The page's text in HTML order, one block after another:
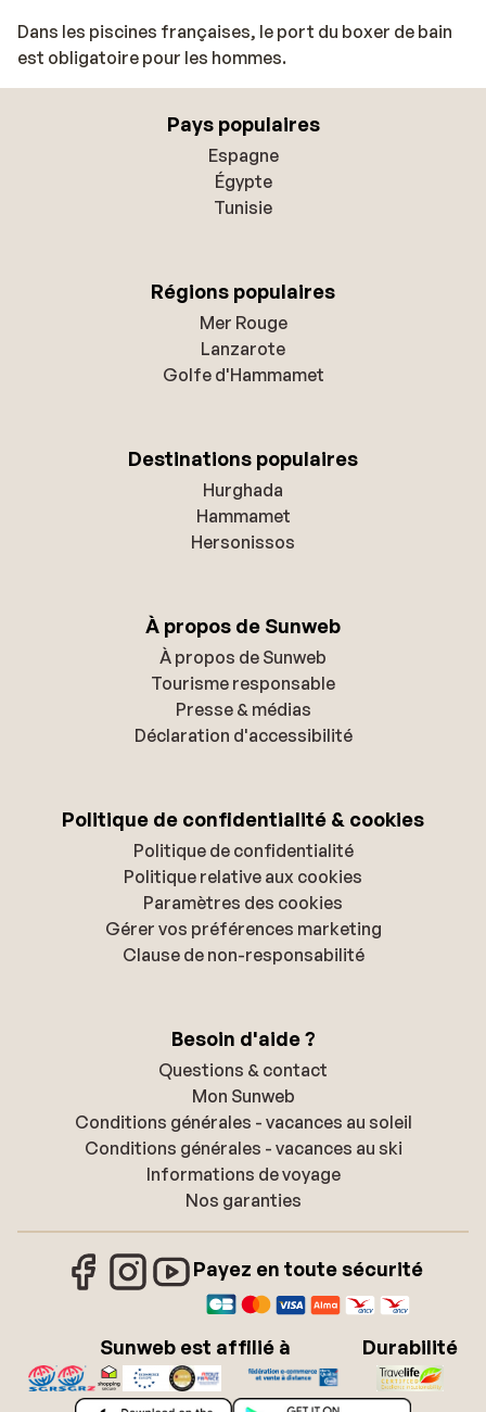
Dans les piscines françaises, le port du boxer de bain
est obligatoire pour les hommes.
Pays populaires
Espagne
Égypte
Tunisie
Régions populaires
Mer Rouge
Lanzarote
Golfe d'Hammamet
Destinations populaires
Hurghada
Hammamet
Hersonissos
À propos de Sunweb
À propos de Sunweb
Tourisme responsable
Presse & médias
Déclaration d'accessibilité
Politique de confidentialité & cookies
Politique de confidentialité
Politique relative aux cookies
Paramètres des cookies
Gérer vos préférences marketing
Clause de non-responsabilité
Besoin d'aide ?
Questions & contact
Mon Sunweb
Conditions générales - vacances au soleil
Conditions générales - vacances au ski
Informations de voyage
Nos garanties
Payez en toute sécurité
Sunweb est affilié à Durabilité